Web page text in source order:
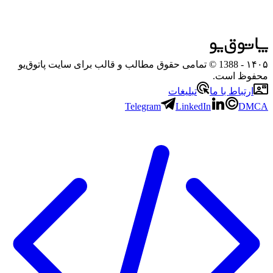
۱۴۰۵
- 1388 © تمامی حقوق مطالب و قالب برای سایت پاتوق‌یو
محفوظ است.
ارتباط با ما
تبلیغات
Telegram
LinkedIn DMCA